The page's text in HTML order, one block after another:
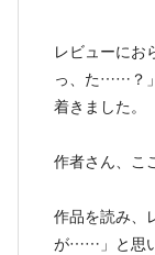
レビューに
っ、た……？
着きました。
作者さん、こ
作品を読み、
が……」と思い